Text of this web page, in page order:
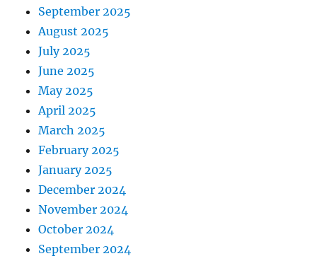
September 2025
August 2025
July 2025
June 2025
May 2025
April 2025
March 2025
February 2025
January 2025
December 2024
November 2024
October 2024
September 2024